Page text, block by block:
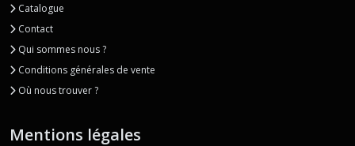
Catalogue
Contact
Qui sommes nous ?
Conditions générales de vente
Où nous trouver ?
Mentions légales